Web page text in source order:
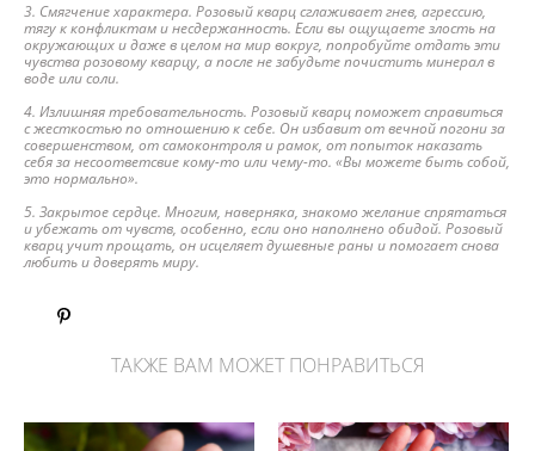
3. Смягчение характера. Розовый кварц сглаживает гнев, агрессию,
тягу к конфликтам и несдержанность. Если вы ощущаете злость на
окружающих и даже в целом на мир вокруг, попробуйте отдать эти
чувства розовому кварцу, а после не забудьте почистить минерал в
воде или соли.
4. Излишняя требовательность. Розовый кварц поможет справиться
с жесткостью по отношению к себе. Он избавит от вечной погони за
совершенством, от самоконтроля и рамок, от попыток наказать
себя за несоответсвие кому-то или чему-то. «Вы можете быть собой,
это нормально».
5. Закрытое сердце. Многим, наверняка, знакомо желание спрятаться
и убежать от чувств, особенно, если оно наполнено обидой. Розовый
кварц учит прощать, он исцеляет душевные раны и помогает снова
любить и доверять миру.
ТАКЖЕ ВАМ МОЖЕТ ПОНРАВИТЬСЯ